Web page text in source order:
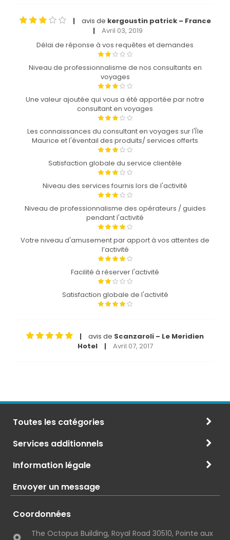
| avis de kergoustin patrick – France
|
Avril 03, 2019
Délai de réponse à vos requêtes et demandes
Niveau de professionnalisme de nos consultants en
voyages
Une valeur ajoutée qui vous a été apportée par notre
consultant en voyages
Les connaissances du consultant en voyages sur l'Île
Maurice et l'éventail des produits/ services offerts
Satisfaction globale du service clientèle
Niveau des services fournis lors de l'activité
Niveau de professionnalisme des opérateurs / guides
pendant l'activité
Votre niveau d'amusement par apport à vos attentes de
l’activité
Facilité à réserver l'activité
Satisfaction globale de l'activité
| avis de Scanzaroli – Le Meridien
Hotel
| Avril 07, 2017
Toutes les catégories
Services additionnels
Information légale
Envoyer un message
Coordonnées
The Octopus Building, Royal Road 30510, Pointe aux